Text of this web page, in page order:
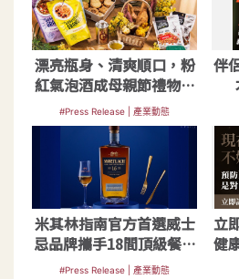
漂亮瓶身、清爽順口，粉
紅氣泡酒成母親節禮物大
熱門
#Press Release | 產業動態
伴
米其林指南官方首選威士
忌品牌攜手18間頂級餐廳
打造味蕾萬千風味
#Press Release | 產業動態
立
健